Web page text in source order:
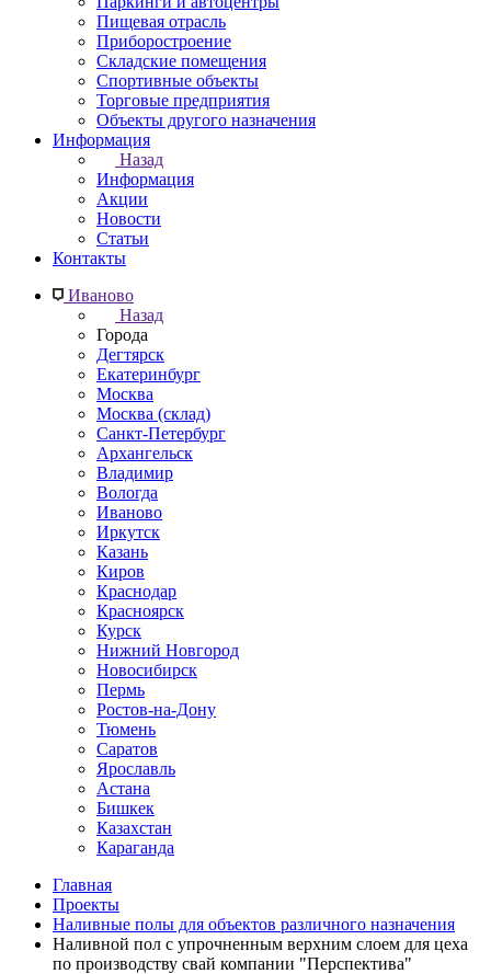
Пищевая отрасль
Приборостроение
Складские помещения
Спортивные объекты
Торговые предприятия
Объекты другого назначения
Информация
Назад
Информация
Акции
Новости
Статьи
Контакты
Иваново
Назад
Города
Дегтярск
Екатеринбург
Москва
Москва (склад)
Санкт-Петербург
Архангельск
Владимир
Вологда
Иваново
Иркутск
Казань
Киров
Краснодар
Красноярск
Курск
Нижний Новгород
Новосибирск
Пермь
Ростов-на-Дону
Тюмень
Саратов
Ярославль
Астана
Бишкек
Казахстан
Караганда
Главная
Проекты
Наливные полы для объектов различного назначения
Наливной пол с упрочненным верхним слоем для цеха
по производству свай компании "Перспектива"